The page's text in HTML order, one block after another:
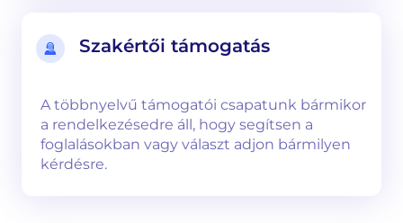
Szakértői támogatás
A többnyelvű támogatói csapatunk bármikor
a rendelkezésedre áll, hogy segítsen a
foglalásokban vagy választ adjon bármilyen
kérdésre.